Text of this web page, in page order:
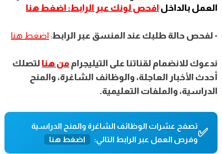
العمل بالداخل افحص لونك عبر الرابط: اضغط هنا
- لفحص حالة طلبك عند المنسق عبر الرابط: اضغط هنا
ندعوك للانضمام لقناتنا على التيليجرام من هنا لتصلك
أحدث الأخبار العاجلة، والوظائف الشاغرة، والمنح
الدراسية، والملفات التعليمية.
✅تصفح عشرات الوظائف الشاغرة والمنح الدراسية
وفرص العمل عبر الرابط التالي:
اضغط هنا